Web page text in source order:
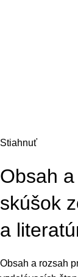
Stiahnuť
Obsah
skúšok
a
Obsah a rozsah